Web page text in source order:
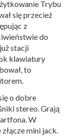
Trybu
się przecież
z
do
stacji
klawiatury
to
o dobre
stereo. Grają
W
mini jack.